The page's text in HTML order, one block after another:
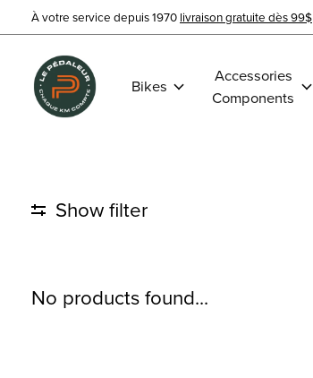
À votre service depuis 1970 livraison gratuite dès 99$
Bikes
Accessories
Components
Show filter
No products found...